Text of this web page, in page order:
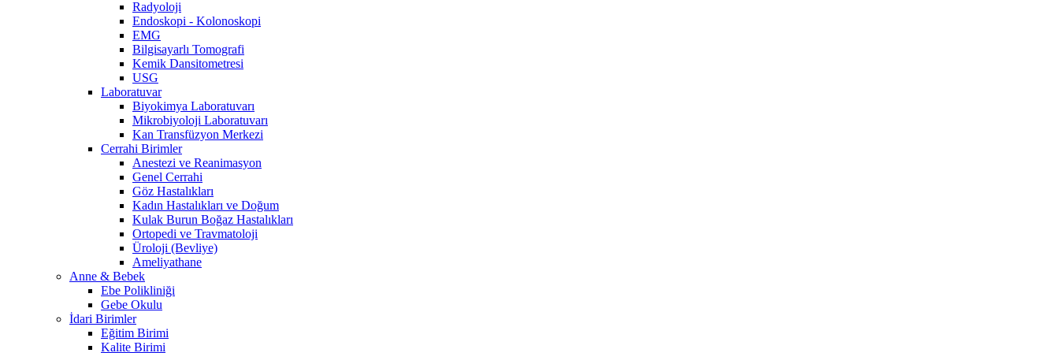
Radyoloji
Endoskopi - Kolonoskopi
EMG
Bilgisayarlı Tomografi
Kemik Dansitometresi
USG
Laboratuvar
Biyokimya Laboratuvarı
Mikrobiyoloji Laboratuvarı
Kan Transfüzyon Merkezi
Cerrahi Birimler
Anestezi ve Reanimasyon
Genel Cerrahi
Göz Hastalıkları
Kadın Hastalıkları ve Doğum
Kulak Burun Boğaz Hastalıkları
Ortopedi ve Travmatoloji
Üroloji (Bevliye)
Ameliyathane
Anne & Bebek
Ebe Polikliniği
Gebe Okulu
İdari Birimler
Eğitim Birimi
Kalite Birimi